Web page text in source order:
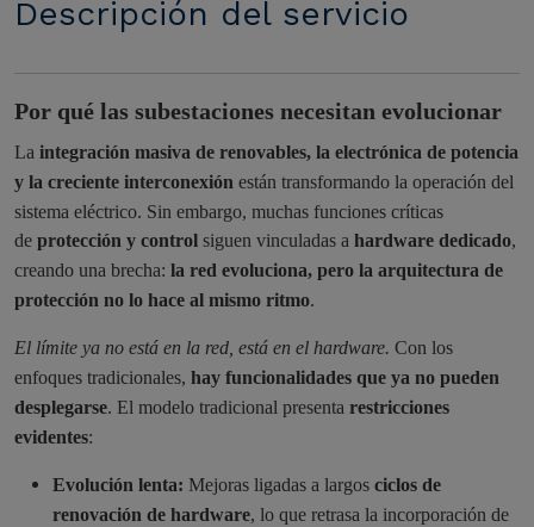
Descripción del servicio
Por qué las subestaciones necesitan evolucionar
La integración masiva de renovables, la electrónica de potencia
y la creciente interconexión están transformando la operación del
sistema eléctrico. Sin embargo, muchas funciones críticas
de protección y control siguen vinculadas a hardware dedicado,
creando una brecha: la red evoluciona, pero la arquitectura de
protección no lo hace al mismo ritmo.
El límite ya no está en la red, está en el hardware. Con los
enfoques tradicionales, hay funcionalidades que ya no pueden
desplegarse. El modelo tradicional presenta restricciones
evidentes:
Evolución lenta: Mejoras ligadas a largos ciclos de
renovación de hardware, lo que retrasa la incorporación de